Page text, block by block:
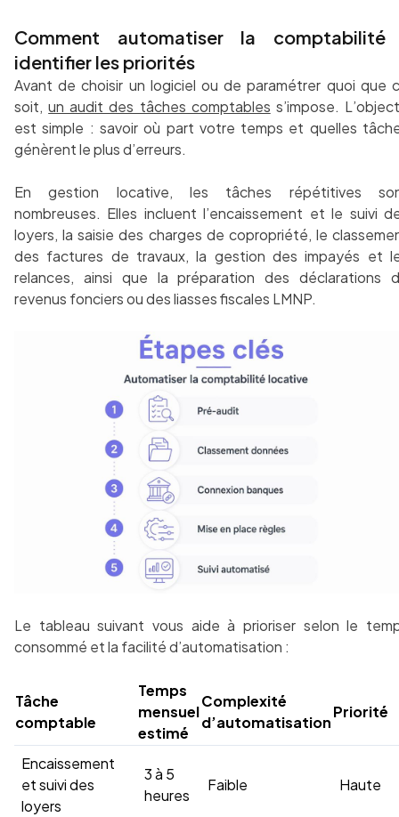
Comment automatiser la
identifier les priorités
Avant de choisir un logiciel ou de paramétrer quoi que
soit,un audit des tâches comptables s’impose.
est simple : savoir où part votre temps et quelles
génèrent le plus d’erreurs.
En gestion locative, les tâches répétitives
nombreuses. Elles incluent l’encaissement et le suivi
loyers, la saisie des charges de copropriété, le
des factures de travaux, la gestion des impayés et
relances, ainsi que la préparation des déclarations
revenus fonciers ou des liasses fiscales LMNP.
Le tableau suivant vous aide à prioriser selon le
consommé et la facilité d’automatisation :
Tâche
comptable
Temps
mensuel
estimé
Complexité
d’automatisation
Priorité
Encaissement
et suivi des
loyers
3 à 5
heures
Faible Haute